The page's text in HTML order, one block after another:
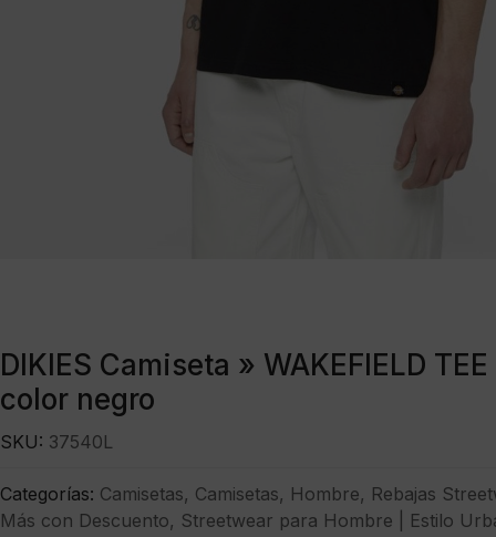
DIKIES Camiseta » WAKEFIELD
color negro
SKU: 37540L
Categorías: Camisetas, Camisetas, Hombre, Rebajas
Más con Descuento, Streetwear para Hombre | Estilo